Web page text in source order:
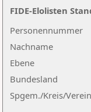
Nachname
Ebene
Personennummer
Bundesland
Spgem./Kreis/Verein
FIDE-Elolisten